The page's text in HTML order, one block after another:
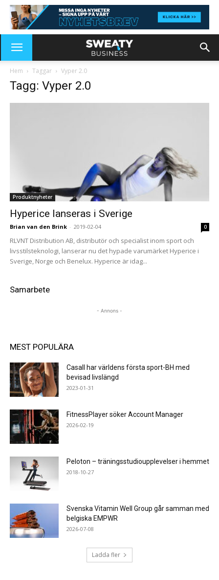
Hem Taggar Vyper 2.0
Tagg: Vyper 2.0
Produktnyheter
Hyperice lanseras i Sverige
Brian van den Brink - 2019-02-04 0
RLVNT Distribution AB, distributör och specialist inom sport och
livsstilsteknologi, lanserar nu det hypade varumärket Hyperice i
Sverige, Norge och Benelux. Hyperice är idag...
Samarbete
- Annons -
MEST POPULÄRA
Casall har världens första sport-BH med
bevisad livslängd
2023-01-31
FitnessPlayer söker Account Manager
2026-02-19
Peloton – träningsstudioupplevelser i hemmet
2018-10-27
Svenska Vitamin Well Group går samman med
belgiska EMPWR
2026-07-08
Ladda fler